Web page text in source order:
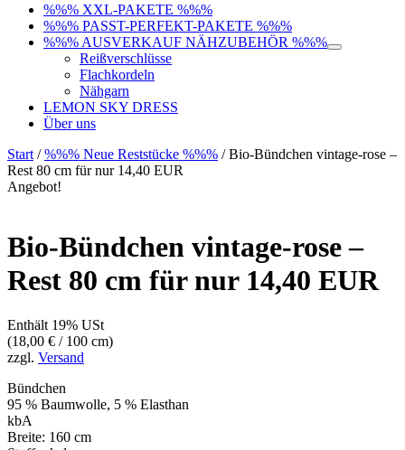
%%% XXL-PAKETE %%%
%%% PASST-PERFEKT-PAKETE %%%
%%% AUSVERKAUF NÄHZUBEHÖR %%%
Reißverschlüsse
Flachkordeln
Nähgarn
LEMON SKY DRESS
Über uns
Start /%%% Neue Reststücke %%% / Bio-Bündchen vintage-rose –
Rest 80 cm für nur 14,40 EUR
Angebot!
Bio-Bündchen vintage-rose –
Rest 80 cm für nur 14,40 EUR
Enthält 19% USt
(18,00 € / 100 cm)
zzgl. Versand
Bündchen
95 % Baumwolle, 5 % Elasthan
kbA
Breite: 160 cm